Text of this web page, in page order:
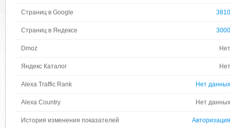
Страниц в Google 3810
Страниц в Яндексе 3000
Dmoz Нет
Яндекс Каталог Нет
Alexa Traffic Rank Нет данных
Alexa Country Нет данных
История изменения показателей Авторизация